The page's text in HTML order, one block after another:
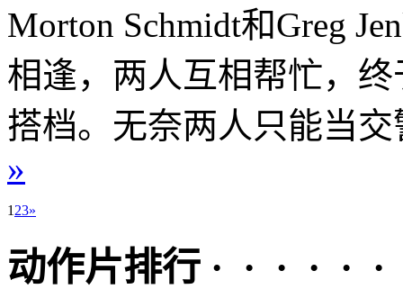
Morton Schmidt和Greg
相逢，两人互相帮忙，
搭档。无奈两人只能当
»
1 23»
动作片排行 · · · · · ·